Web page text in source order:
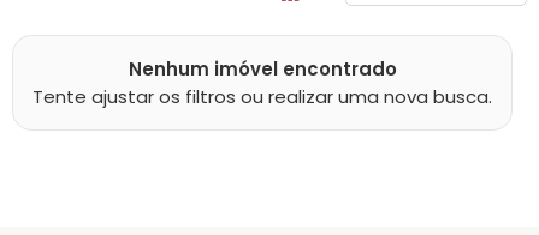
Nenhum imóvel encontrado
Tente ajustar os filtros ou realizar uma nova busca.